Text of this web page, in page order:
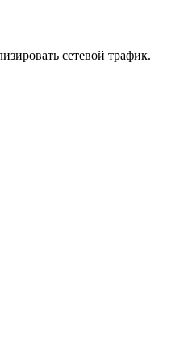
сетевой трафик.